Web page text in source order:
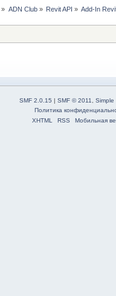
» ADN Club» Revit API » Add-In
SMF 2.0.15 | SMF © 2011, Simple
Политика
XHTML
RSS Мобильная